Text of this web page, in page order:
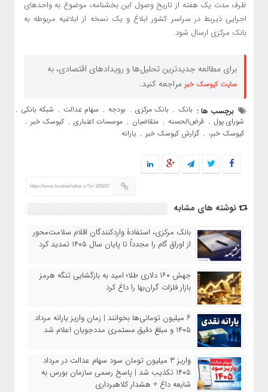
ظرف مدت یک هفته از تاریخ وصول این بخشنامه، موضوع به واحدهای
اجرایی ذیربط در سراسر کشور ابلاغ و یک نسخه از ابلاغیه مربوطه به
بانک مرکزی ارسال شود.‏‏‏‏‏‏‏‏‏‏
برای مطالعه جدیدترین تحلیل‌ها و رویدادهای اقتصادی، به
سایت کیوسک خبر مراجعه کنید.
برچسب ها : بانک , بانک مرکزی , بودجه , سهام عدالت , شبکه بانکی ,
شورای پول , قرض‌الحسنه , متقاضیان , موسسات اعتباری , کیوسک خبر ,
کیوسک خبر، , گزارش کیوسک خبر , یارانه
https://www.kioskekhabar.ir/?p=185837
نوشته های مشابه
بانک مرکزی، استفادۀ واردکنندگان اقلام سلامت‌محور
از اوراق گام را مجدداً تا پایان سال ۱۴۰۵ تمدید کرد
جهش ۱۶۰ دلاری طلا؛ امید به بازگشایی تنگه هرمز
بازار فلزات گران‌بها را داغ کرد
۶ میلیون تومانی‌ها بخوانند | زمان واریز یارانه مرداد
۱۴۰۵ و مبلغ دقیق مستمری مددجویان اعلام شد
واریز ۳ میلیون تومان سود سهام عدالت در مرداد
۱۴۰۵ تکذیب شد | پاسخ رسمی سازمان بورس به
شایعه داغ + هشدار کلاهبرداری